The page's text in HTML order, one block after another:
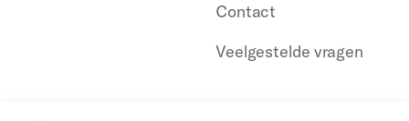
Contact
Veelgestelde vragen